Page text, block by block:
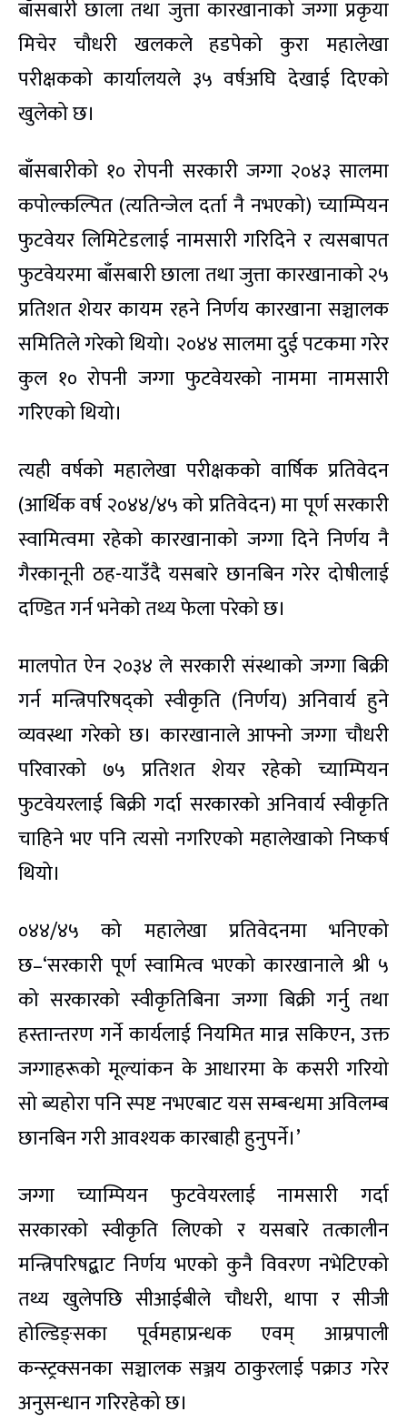
बाँसबारी छाला तथा जुत्ता कारखानाको जग्गा प्रकृया
मिचेर चौधरी खलकले हडपेको कुरा महालेखा
परीक्षकको कार्यालयले ३५ वर्षअघि देखाई दिएको
खुलेको छ।
बाँसबारीको १० रोपनी सरकारी जग्गा २०४३ सालमा
कपोल्कल्पित (त्यतिन्जेल दर्ता नै नभएको) च्याम्पियन
फुटवेयर लिमिटेडलाई नामसारी गरिदिने र त्यसबापत
फुटवेयरमा बाँसबारी छाला तथा जुत्ता कारखानाको २५
प्रतिशत शेयर कायम रहने निर्णय कारखाना सञ्चालक
समितिले गरेको थियो। २०४४ सालमा दुई पटकमा गरेर
कुल १० रोपनी जग्गा फुटवेयरको नाममा नामसारी
गरिएको थियो।
त्यही वर्षको महालेखा परीक्षकको वार्षिक प्रतिवेदन
(आर्थिक वर्ष २०४४/४५ को प्रतिवेदन) मा पूर्ण सरकारी
स्वामित्वमा रहेको कारखानाको जग्गा दिने निर्णय नै
गैरकानूनी ठह-याउँदै यसबारे छानबिन गरेर दोषीलाई
दण्डित गर्न भनेको तथ्य फेला परेको छ।
मालपोत ऐन २०३४ ले सरकारी संस्थाको जग्गा बिक्री
गर्न मन्त्रिपरिषद्को स्वीकृति (निर्णय) अनिवार्य हुने
व्यवस्था गरेको छ। कारखानाले आफ्नो जग्गा चौधरी
परिवारको ७५ प्रतिशत शेयर रहेको च्याम्पियन
फुटवेयरलाई बिक्री गर्दा सरकारको अनिवार्य स्वीकृति
चाहिने भए पनि त्यसो नगरिएको महालेखाको निष्कर्ष
थियो।
०४४/४५ को महालेखा प्रतिवेदनमा भनिएको
छ–‘सरकारी पूर्ण स्वामित्व भएको कारखानाले श्री ५
को सरकारको स्वीकृतिबिना जग्गा बिक्री गर्नु तथा
हस्तान्तरण गर्ने कार्यलाई नियमित मान्न सकिएन, उक्त
जग्गाहरूको मूल्यांकन के आधारमा के कसरी गरियो
सो ब्यहोरा पनि स्पष्ट नभएबाट यस सम्बन्धमा अविलम्ब
छानबिन गरी आवश्यक कारबाही हुनुपर्ने।’
जग्गा च्याम्पियन फुटवेयरलाई नामसारी गर्दा
सरकारको स्वीकृति लिएको र यसबारे तत्कालीन
मन्त्रिपरिषद्बाट निर्णय भएको कुनै विवरण नभेटिएको
तथ्य खुलेपछि सीआईबीले चौधरी, थापा र सीजी
होल्डिङ्सका पूर्वमहाप्रन्धक एवम् आम्रपाली
कन्स्ट्रक्सनका सञ्चालक सञ्जय ठाकुरलाई पक्राउ गरेर
अनुसन्धान गरिरहेको छ।